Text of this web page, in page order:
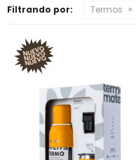
Filtrando por: Termos